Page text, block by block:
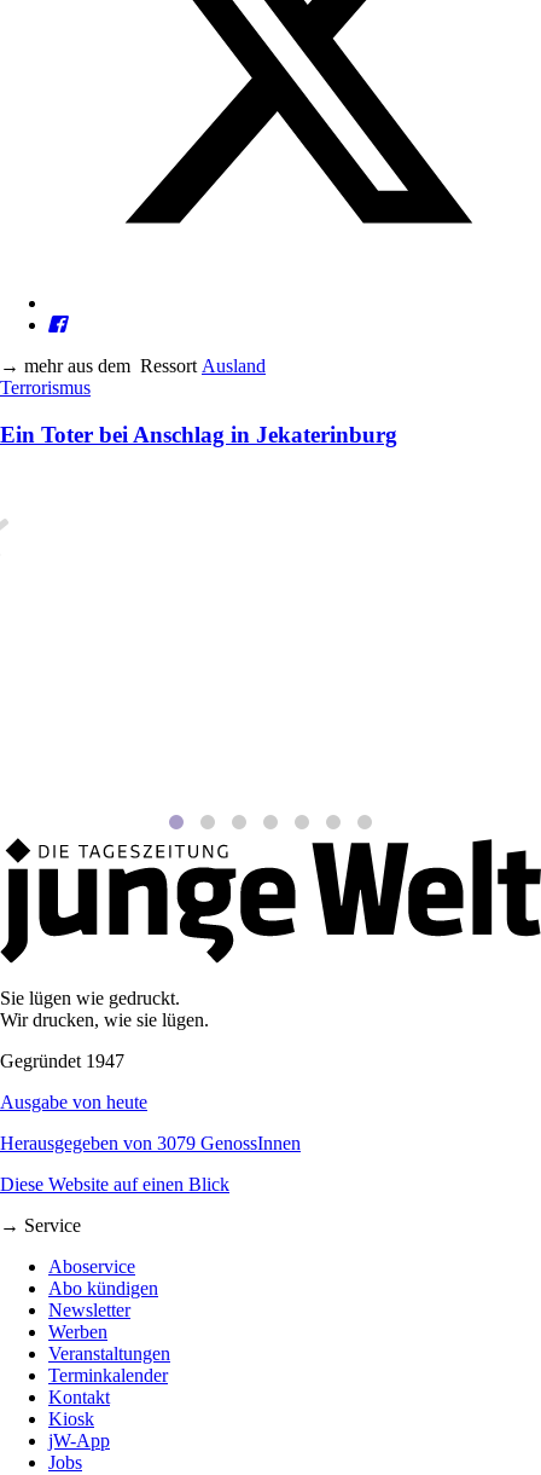
→ mehr aus dem Ressort Ausland
Terrorismus
Ein Toter bei Anschlag in Jekaterinburg
Sie lügen wie gedruckt.
Wir drucken, wie sie lügen.
Gegründet 1947
Ausgabe von heute
Herausgegeben von 3079 GenossInnen
Diese Website auf einen Blick
→ Service
Aboservice
Abo kündigen
Newsletter
Werben
Veranstaltungen
Terminkalender
Kontakt
Kiosk
jW-App
Jobs